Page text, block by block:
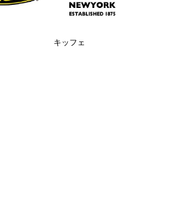
キッフェ